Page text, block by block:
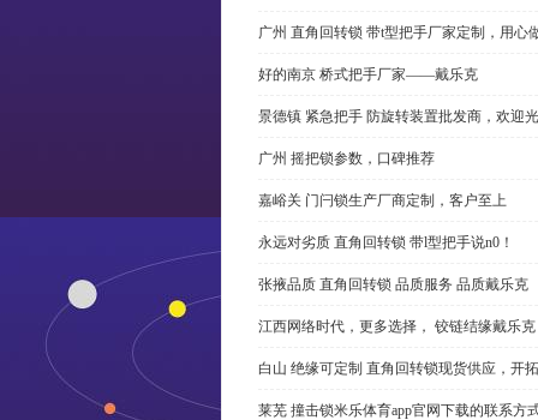
广州 直角回转锁 带t型把手厂家定制，用心
好的南京 桥式把手厂家——戴乐克
景德镇 紧急把手 防旋转装置批发商，欢迎
广州 摇把锁参数，口碑推荐
嘉峪关 门闩锁生产厂商定制，客户至上
永远对劣质 直角回转锁 带l型把手说n0！
张掖品质 直角回转锁 品质服务 品质戴乐克
江西网络时代，更多选择， 铰链结缘戴乐克
白山 绝缘可定制 直角回转锁现货供应，开
莱芜 撞击锁米乐体育app官网下载的联系方